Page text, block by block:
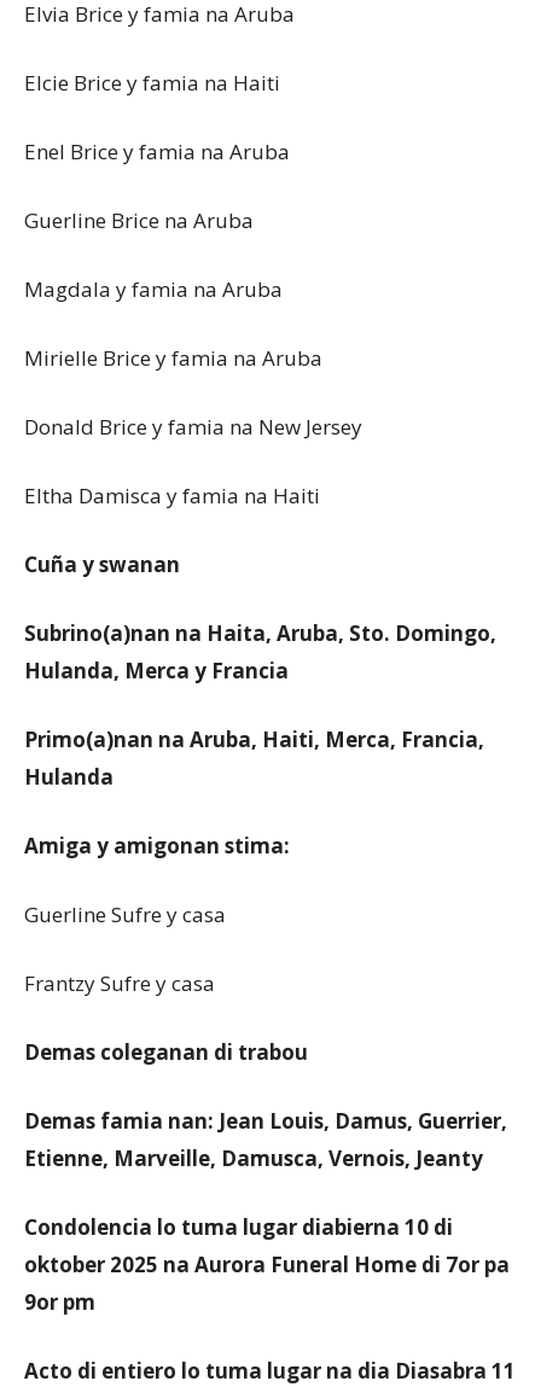
Elvia Brice y famia na Aruba
Elcie Brice y famia na Haiti
Enel Brice y famia na Aruba
Guerline Brice na Aruba
Magdala y famia na Aruba
Mirielle Brice y famia na Aruba
Donald Brice y famia na New Jersey
Eltha Damisca y famia na Haiti
Cuña y swanan
Subrino(a)nan na Haita, Aruba, Sto. Domingo,
Hulanda, Merca y Francia
Primo(a)nan na Aruba, Haiti, Merca, Francia,
Hulanda
Amiga y amigonan stima:
Guerline Sufre y casa
Frantzy Sufre y casa
Demas coleganan di trabou
Demas famia nan: Jean Louis, Damus, Guerrier,
Etienne, Marveille, Damusca, Vernois, Jeanty
Condolencia lo tuma lugar diabierna 10 di
oktober 2025 na Aurora Funeral Home di 7or pa
9or pm
Acto di entiero lo tuma lugar na dia Diasabra 11